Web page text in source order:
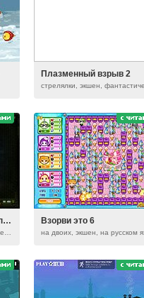
Плазменный взрыв 2
Забытая застава: Переплет Взорви это 6